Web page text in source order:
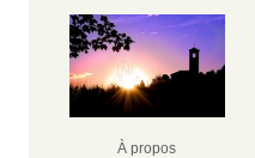
À propos